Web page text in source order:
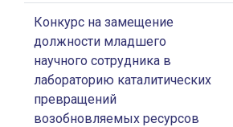
Конкурс на замещение
должности младшего
научного сотрудника в
лабораторию каталитических
превращений
возобновляемых ресурсов